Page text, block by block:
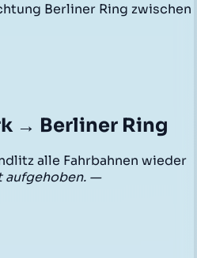
Berliner Ring zwischen
→ Berliner Ring
alle Fahrbahnen wieder
aufgehoben. —